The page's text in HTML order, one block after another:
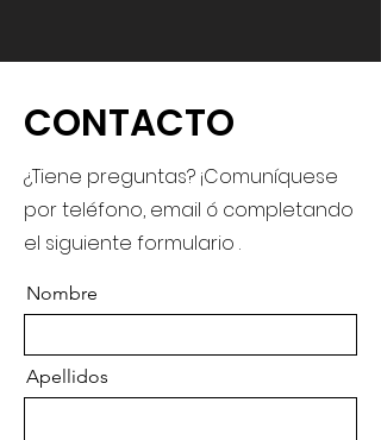
CONTACTO
¿Tiene preguntas? ¡Comuníquese
por teléfono, email ó completando
el siguiente formulario .
Nombre
Apellidos